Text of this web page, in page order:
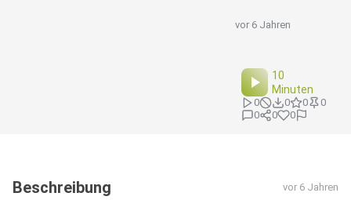
vor 6 Jahren
10
Minuten
0 0 0
0
0
0 0
Beschreibung vor 6 Jahren